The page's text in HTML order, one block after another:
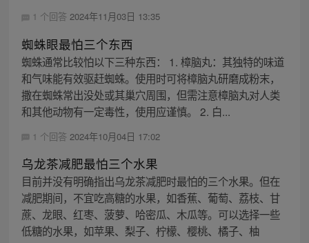
1 个回答 2024年11月03日 13:35
蜘蛛眼最怕三个东西
蜘蛛通常比较怕以下三种东西： 1. 樟脑丸：其独特的味道
和气味能有效驱赶蜘蛛。使用时可将樟脑丸研磨成粉末，
撒在蜘蛛常出没处或其巢穴周围，但需注意樟脑丸对人类
和其他动物有一定毒性，使用应谨慎。 2. 白...
1 个回答 2024年10月04日 17:02
乌龙茶减肥最怕三个水果
目前并没有明确指出乌龙茶减肥时最怕的三个水果。但在
减肥期间，不宜吃高糖的水果，如香蕉、葡萄、荔枝、甘
蔗、龙眼、红枣、菠萝、哈密瓜、木瓜等。可以选择一些
低糖的水果，如苹果、梨子、柠檬、樱桃、橘子、柚